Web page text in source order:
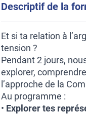
Descriptif de la
Et si ta relation à
tension ?
Pendant 2 jours,
explorer,
l’approche de la
Au programme :
• Explorer tes